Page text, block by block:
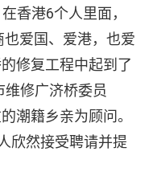
香港6个人里面，
爱国、爱港，也爱
修复工程中起到了
维修广济桥委员
潮籍乡亲为顾问。
欣然接受聘请并提